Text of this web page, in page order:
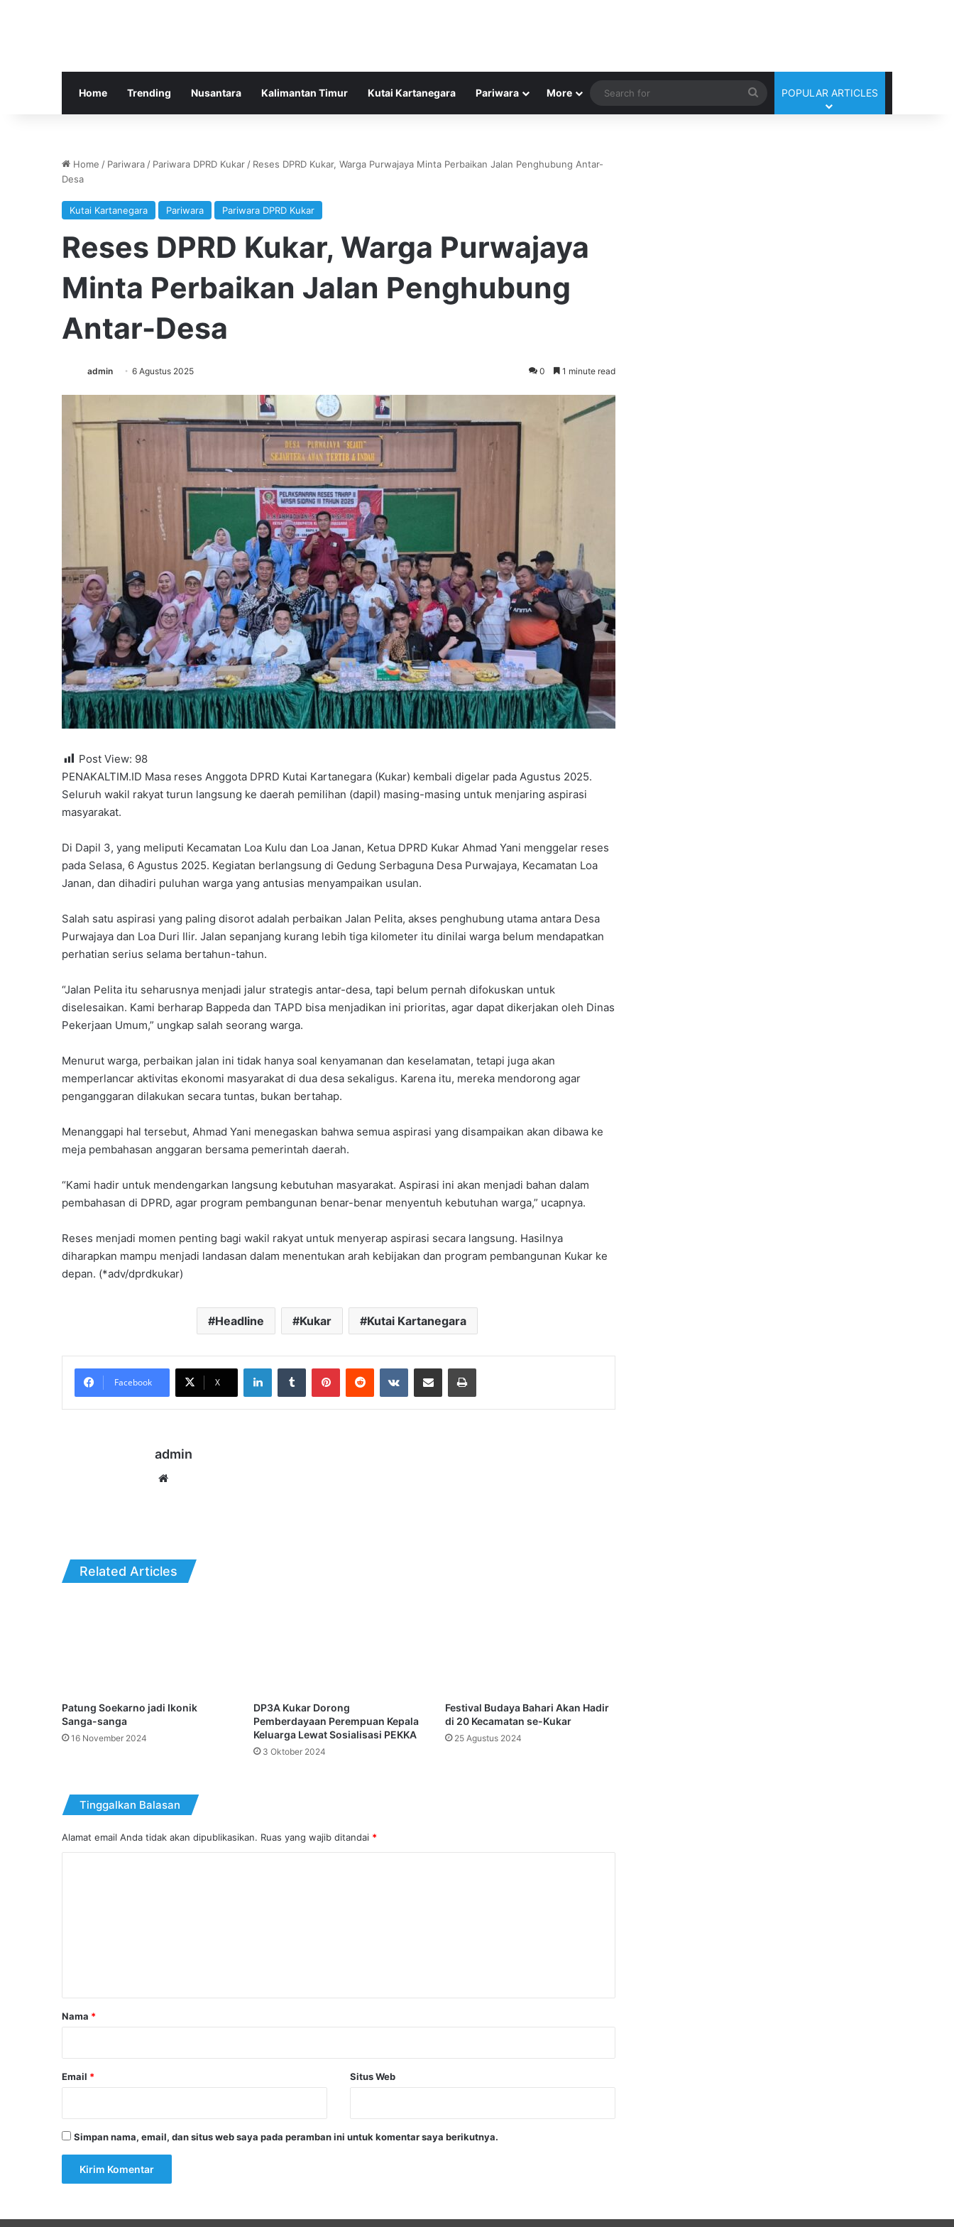
Home Trending Nusantara Kalimantan Timur Kutai Kartanegara Pariwara More
Search
for
POPULAR ARTICLES
Home / Pariwara / Pariwara DPRD Kukar / Reses DPRD Kukar, Warga Purwajaya Minta Perbaikan Jalan Penghubung Antar-
Desa
Kutai Kartanegara Pariwara Pariwara DPRD Kukar
Reses DPRD Kukar, Warga Purwajaya
Minta Perbaikan Jalan Penghubung
Antar-Desa
admin 6 Agustus 2025 0 1 minute read
Post View: 98
PENAKALTIM.ID Masa reses Anggota DPRD Kutai Kartanegara (Kukar) kembali digelar pada Agustus 2025.
Seluruh wakil rakyat turun langsung ke daerah pemilihan (dapil) masing-masing untuk menjaring aspirasi
masyarakat.
Di Dapil 3, yang meliputi Kecamatan Loa Kulu dan Loa Janan, Ketua DPRD Kukar Ahmad Yani menggelar reses
pada Selasa, 6 Agustus 2025. Kegiatan berlangsung di Gedung Serbaguna Desa Purwajaya, Kecamatan Loa
Janan, dan dihadiri puluhan warga yang antusias menyampaikan usulan.
Salah satu aspirasi yang paling disorot adalah perbaikan Jalan Pelita, akses penghubung utama antara Desa
Purwajaya dan Loa Duri Ilir. Jalan sepanjang kurang lebih tiga kilometer itu dinilai warga belum mendapatkan
perhatian serius selama bertahun-tahun.
“Jalan Pelita itu seharusnya menjadi jalur strategis antar-desa, tapi belum pernah difokuskan untuk
diselesaikan. Kami berharap Bappeda dan TAPD bisa menjadikan ini prioritas, agar dapat dikerjakan oleh Dinas
Pekerjaan Umum,” ungkap salah seorang warga.
Menurut warga, perbaikan jalan ini tidak hanya soal kenyamanan dan keselamatan, tetapi juga akan
memperlancar aktivitas ekonomi masyarakat di dua desa sekaligus. Karena itu, mereka mendorong agar
penganggaran dilakukan secara tuntas, bukan bertahap.
Menanggapi hal tersebut, Ahmad Yani menegaskan bahwa semua aspirasi yang disampaikan akan dibawa ke
meja pembahasan anggaran bersama pemerintah daerah.
“Kami hadir untuk mendengarkan langsung kebutuhan masyarakat. Aspirasi ini akan menjadi bahan dalam
pembahasan di DPRD, agar program pembangunan benar-benar menyentuh kebutuhan warga,” ucapnya.
Reses menjadi momen penting bagi wakil rakyat untuk menyerap aspirasi secara langsung. Hasilnya
diharapkan mampu menjadi landasan dalam menentukan arah kebijakan dan program pembangunan Kukar ke
depan. (*adv/dprdkukar)
Headline Kukar Kutai Kartanegara
Facebook X
LinkedInTumblr PinterestReddit VKontakteShare via Email Print
admin
Related Articles
Patung Soekarno jadi Ikonik
Sanga-sanga
16 November 2024
DP3A Kukar Dorong
Pemberdayaan Perempuan Kepala
Keluarga Lewat Sosialisasi PEKKA
3 Oktober 2024
Festival Budaya Bahari Akan Hadir
di 20 Kecamatan se-Kukar
25 Agustus 2024
Tinggalkan Balasan
Alamat email Anda tidak akan dipublikasikan. Ruas yang wajib ditandai *
rNama *
Email * Situs Web
Simpan nama, email, dan situs web saya pada peramban ini untuk komentar saya berikutnya.